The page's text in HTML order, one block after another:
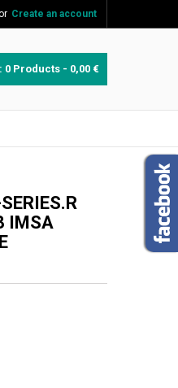
Create an account
0 Products - 0,00 €
IMSA